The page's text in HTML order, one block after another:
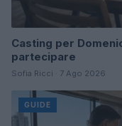
Casting per
partecipare
Sofia Ricci · 7 Ago 2026
GUIDE